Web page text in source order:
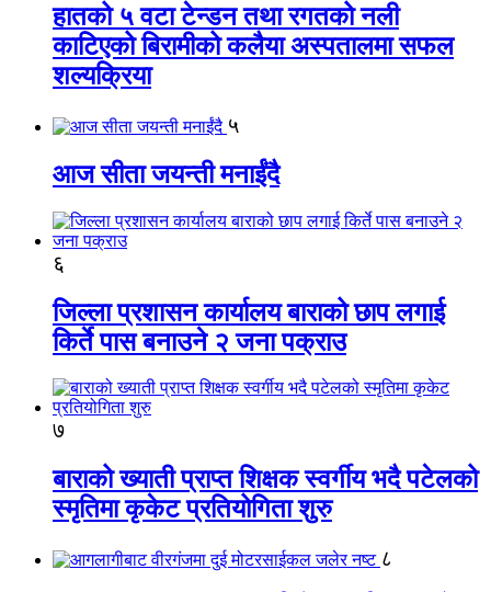
हातको ५ वटा टेन्डन तथा रगतको नली
काटिएको बिरामीको कलैया अस्पतालमा सफल
शल्यक्रिया
५
आज सीता जयन्ती मनाईंदै
६
जिल्ला प्रशासन कार्यालय बाराको छाप लगाई
किर्ते पास बनाउने २ जना पक्राउ
७
बाराको ख्याती प्राप्त शिक्षक स्वर्गीय भदै पटेलको
स्मृतिमा कृकेट प्रतियोगिता शुरु
८